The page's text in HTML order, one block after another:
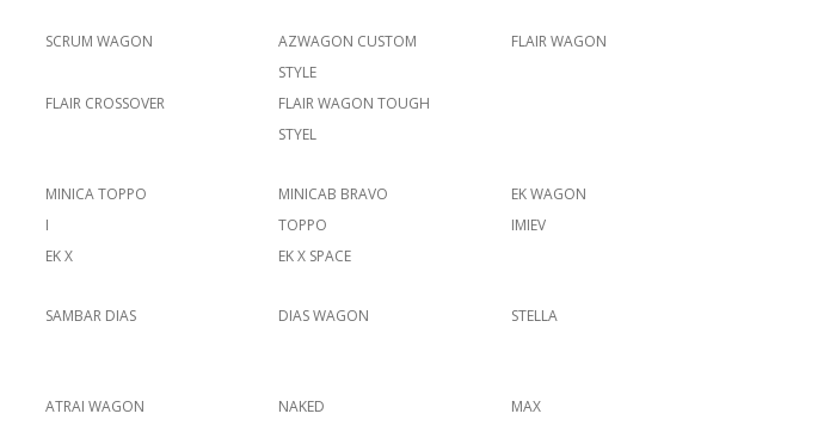
SCRUM WAGON
AZWAGON CUSTOM
STYLE
FLAIR WAGON
FLAIR CROSSOVER
FLAIR WAGON TOUGH
STYEL
MINICA TOPPO MINICAB BRAVO
EK WAGON
I TOPPO
IMIEV
EK X EK X SPACE
SAMBAR DIAS DIAS WAGON
STELLA
ATRAI WAGON NAKED
MAX